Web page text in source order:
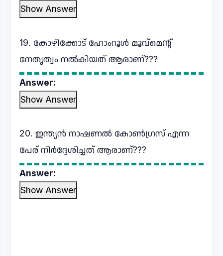
Show Answer
19. കോഴിക്കോട് ഹോംറൂൾ മൂവ്മെന്റ്
നേതൃത്വം നൽകിയത് ആരാണ്???
Answer:
Show Answer
20. ഇന്ത്യൻ നാഷണൽ കോൺഗ്രസ് എന്ന
പേര് നിർദ്ദേശിച്ചത് ആരാണ്???
Answer:
Show Answer